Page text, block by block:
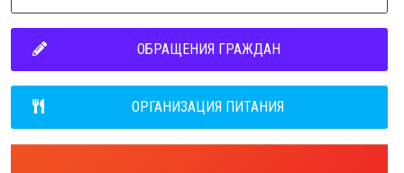
ОБРАЩЕНИЯ ГРАЖДАН
ОРГАНИЗАЦИЯ ПИТАНИЯ